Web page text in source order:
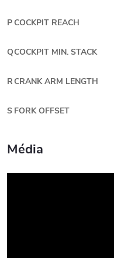
PCOCKPIT REACH
QCOCKPIT MIN. STACK
RCRANK ARM LENGTH
S FORK OFFSET
Média